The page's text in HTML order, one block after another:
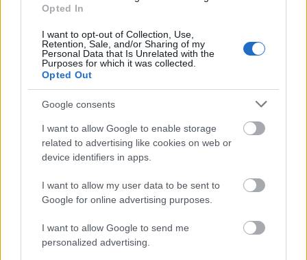
Opted In
I want to opt-out of Collection, Use,
Retention, Sale, and/or Sharing of my
Personal Data that Is Unrelated with the
Purposes for which it was collected.
Opted Out
Google consents
I want to allow Google to enable storage
related to advertising like cookies on web or
device identifiers in apps.
I want to allow my user data to be sent to
Google for online advertising purposes.
I want to allow Google to send me
personalized advertising.
látok a színpadon, olykor csak istenhez
beszél, újra és újra felrója neki vétkeit, néha
meg férfi, aki felfedezi magában a nőt, vagy
nő, akiben férfi is lakik. Animus és anima így
élnek együtt, és így váltogatják egymást. Ezek
lennének a főcsapások.
Másfél óra nem kevés idő, de arra talán
mégsem elég, hogy (jól) megismerhessünk
valakit. Pláne egy művészt (vagy az
érzem, hogy jobban megismertem Weöres
Sándort, mégha csupán a Fekete Ernő által
Fekete Ernő által megformált Weöres
Sándort (bár azt hiszem, hogy erre igazából